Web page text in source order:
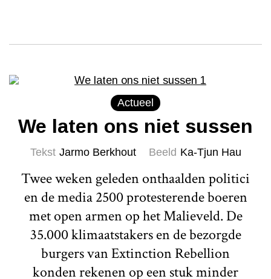
Actueel
We laten ons niet sussen
Tekst Jarmo Berkhout Beeld Ka-Tjun Hau
Twee weken geleden onthaalden politici
en de media 2500 protesterende boeren
met open armen op het Malieveld. De
35.000 klimaatstakers en de bezorgde
burgers van Extinction Rebellion
konden rekenen op een stuk minder